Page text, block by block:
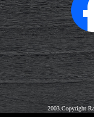
2003.Copyright